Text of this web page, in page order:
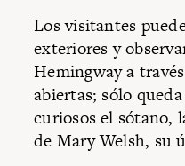
Los visitantes
exteriores y
Hemingway a
abiertas; sólo
curiosos el sótano,
de Mary Welsh, su